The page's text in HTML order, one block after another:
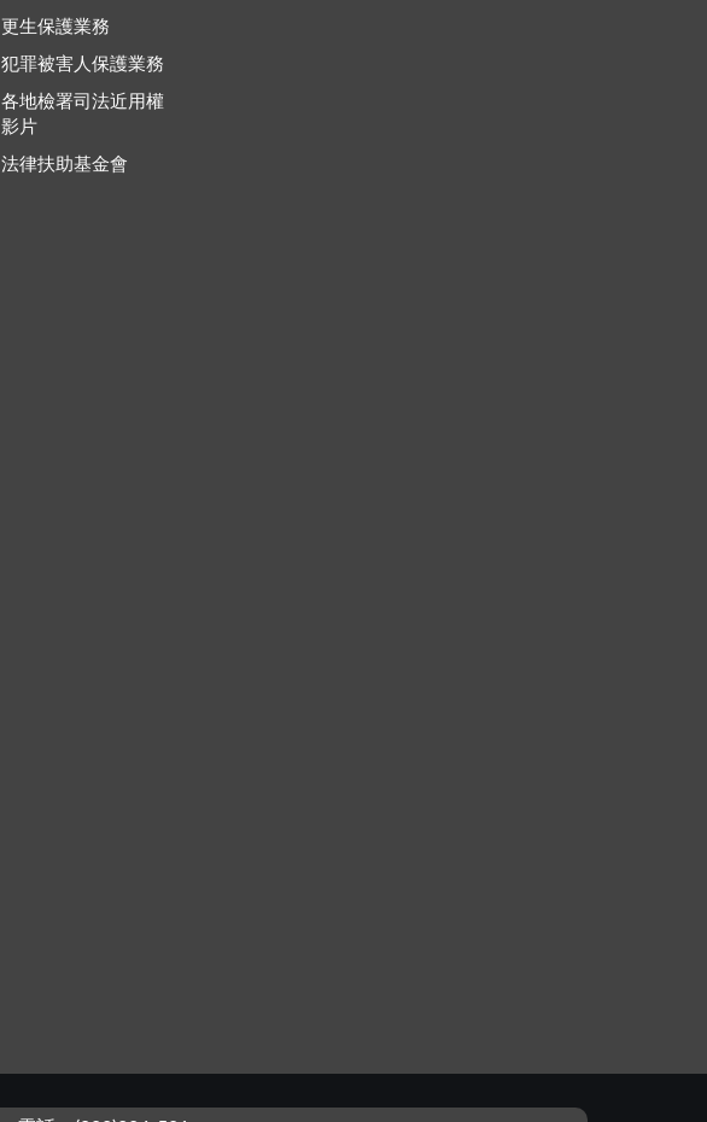
更生保護業務
犯罪被害人保護業務
各地檢署司法近用權
影片
法律扶助基金會